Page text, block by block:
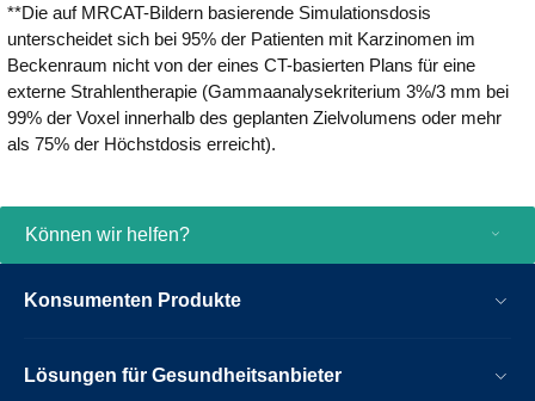
**Die auf MRCAT-Bildern basierende Simulationsdosis
unterscheidet sich bei 95% der Patienten mit Karzinomen im
Beckenraum nicht von der eines CT-basierten Plans für eine
externe Strahlentherapie (Gammaanalysekriterium 3%/3 mm bei
99% der Voxel innerhalb des geplanten Zielvolumens oder mehr
als 75% der Höchstdosis erreicht).
Können wir helfen?
Konsumenten Produkte
Lösungen für Gesundheitsanbieter